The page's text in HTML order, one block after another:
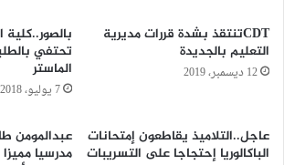
CDTتنتقذ بشدة قررات مديرية
التعليم بالجديدة
12 ديسمبر، 2019
تحتفي
الماستر
7 يوليو، 2018
عاجل..التلاميذ يقاطعون إمتحانات
الباكالوريا إحتجاجا على التسريبات
عبدالمومن
مدرسيا